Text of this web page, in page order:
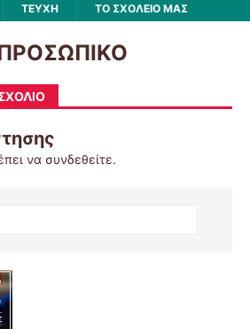
ΤΕΥΧΗ ΤΟ ΣΧΟΛΕΙΟ ΜΑΣ
να συνδεθείτε.